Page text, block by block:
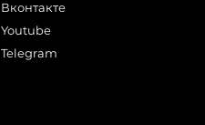
Вконтакте
Youtube
Telegram